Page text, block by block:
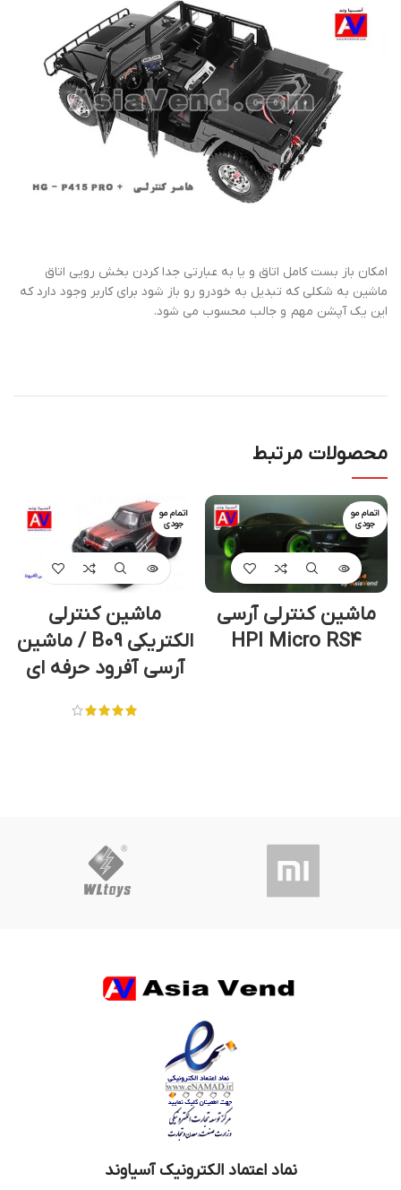
امکان باز بست کامل اتاق و یا به عبارتی جدا کردن بخش رویی اتاق
ماشین به شکلی که تبدیل به خودرو رو باز شود برای کاربر وجود دارد که
این یک آپشن مهم و جالب محسوب می شود.
محصولات مرتبط
اتمام مو
جودی
ماشین کنترلی آرسی
HPI Micro RS4
اتمام مو
جودی
ماشین کنترلی
الکتریکی B09 / ماشین
آرسی آفرود حرفه ای
نماد اعتماد الکترونیک آسیاوند